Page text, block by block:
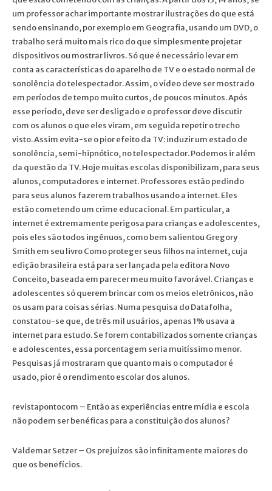
um professor achar importante mostrar ilustrações do que está
sendo ensinando, por exemplo em Geografia, usando um DVD, o
trabalho será muito mais rico do que simplesmente projetar
dispositivos ou mostrar livros. Só que é necessário levar em
conta as características do aparelho de TV e o estado normal de
sonolência do telespectador. Assim, o vídeo deve ser mostrado
em períodos de tempo muito curtos, de poucos minutos. Após
esse período, deve ser desligado e o professor deve discutir
com os alunos o que eles viram, em seguida repetir o trecho
visto. Assim evita-se o pior efeito da TV: induzir um estado de
sonolência, semi-hipnótico, no telespectador. Podemos ir além
da questão da TV. Hoje muitas escolas disponibilizam, para seus
alunos, computadores e internet. Professores estão pedindo
para seus alunos fazerem trabalhos usando a internet. Eles
estão cometendo um crime educacional. Em particular, a
internet é extremamente perigosa para crianças e adolescentes,
pois eles são todos ingênuos, como bem salientou Gregory
Smith em seu livro Como proteger seus filhos na internet, cuja
edição brasileira está para ser lançada pela editora Novo
Conceito, baseada em parecer meu muito favorável. Crianças e
adolescentes só querem brincar com os meios eletrônicos, não
os usam para coisas sérias. Numa pesquisa do Datafolha,
constatou-se que, de três mil usuários, apenas 1% usava a
internet para estudo. Se forem contabilizados somente crianças
e adolescentes, essa porcentagem seria muitíssimo menor.
Pesquisas já mostraram que quanto mais o computador é
usado, pior é o rendimento escolar dos alunos.
revistapontocom – Então as experiências entre mídia e escola
não podem ser benéficas para a constituição dos alunos?
Valdemar Setzer – Os prejuízos são infinitamente maiores do
que os benefícios.